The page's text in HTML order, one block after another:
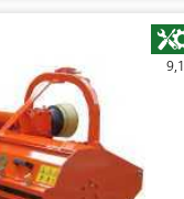
9,1